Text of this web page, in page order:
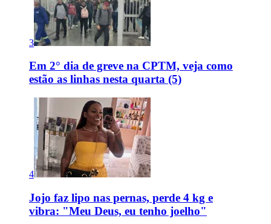
3
Em 2° dia de greve na CPTM, veja como
estão as linhas nesta quarta (5)
4
Jojo faz lipo nas pernas, perde 4 kg e
vibra: "Meu Deus, eu tenho joelho"